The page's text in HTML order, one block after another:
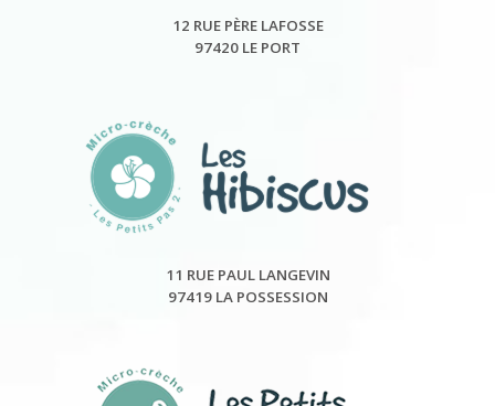
12 RUE PÈRE LAFOSSE
97420 LE PORT
11 RUE PAUL LANGEVIN
97419 LA POSSESSION